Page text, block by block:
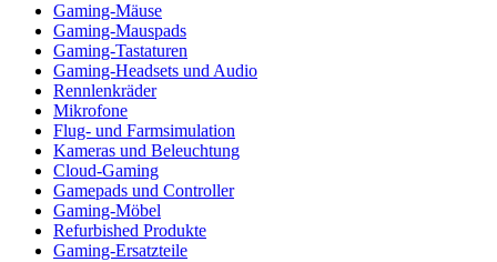
Gaming-Mäuse
Gaming-Mauspads
Gaming-Tastaturen
Gaming-Headsets und Audio
Rennlenkräder
Mikrofone
Flug- und Farmsimulation
Kameras und Beleuchtung
Cloud-Gaming
Gamepads und Controller
Gaming-Möbel
Refurbished Produkte
Gaming-Ersatzteile